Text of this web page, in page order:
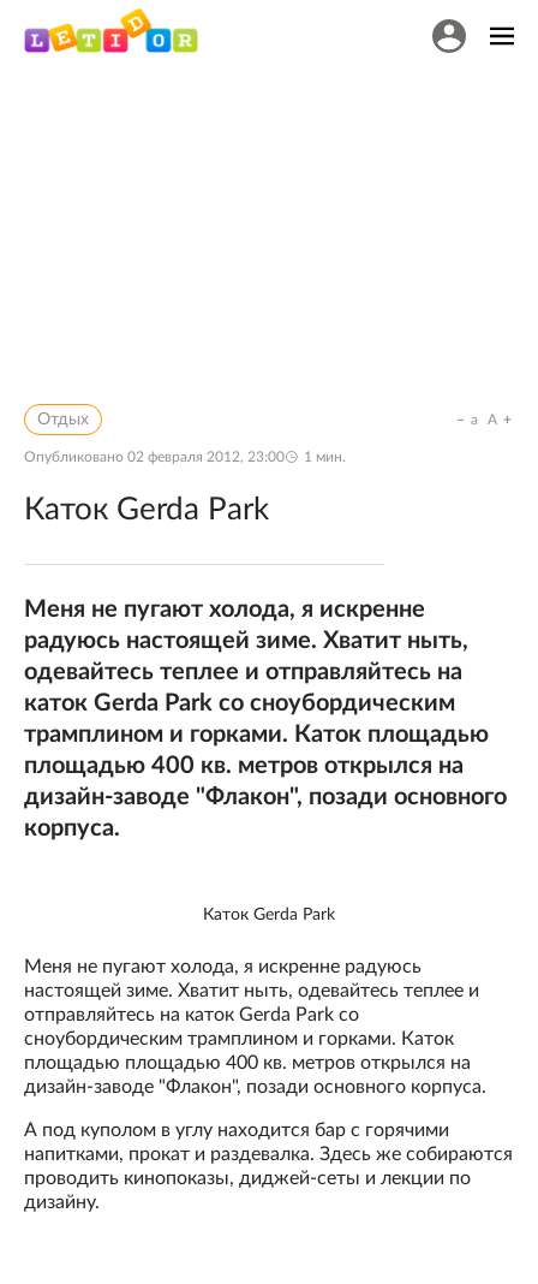
Отдых
Опубликовано 02 февраля 2012, 23:00 1 мин.
a A
Каток Gerda Park
Меня не пугают холода, я искренне
радуюсь настоящей зиме. Хватит ныть,
одевайтесь теплее и отправляйтесь на
каток Gerda Park со сноубордическим
трамплином и горками. Каток площадью
площадью 400 кв. метров открылся на
дизайн-заводе "Флакон", позади основного
корпуса.
Каток Gerda Park
Меня не пугают холода, я искренне радуюсь
настоящей зиме. Хватит ныть, одевайтесь теплее и
отправляйтесь на каток Gerda Park со
сноубордическим трамплином и горками. Каток
площадью площадью 400 кв. метров открылся на
дизайн-заводе "Флакон", позади основного корпуса.
А под куполом в углу находится бар с горячими
напитками, прокат и раздевалка. Здесь же собираются
проводить кинопоказы, диджей-сеты и лекции по
дизайну.